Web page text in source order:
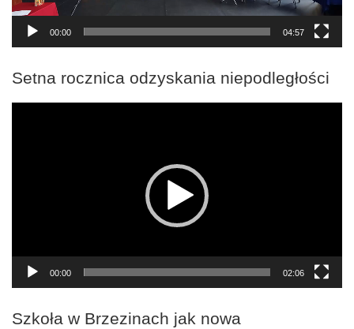
00:00 04:57
Setna rocznica odzyskania niepodległości
00:00 02:06
Szkoła w Brzezinach jak nowa